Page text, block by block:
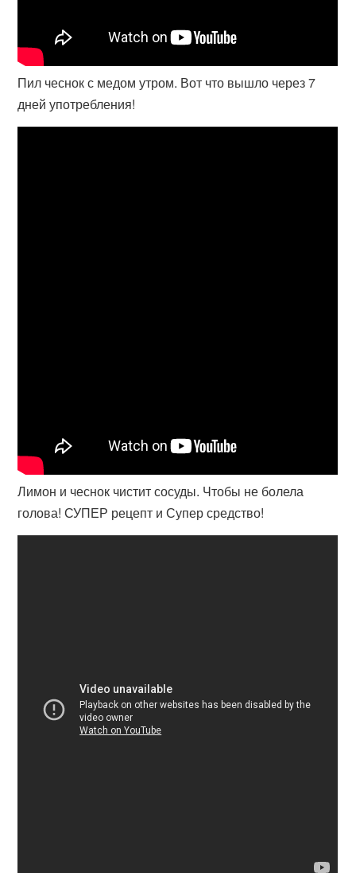
Пил чеснок с медом утром. Вот что вышло через 7
дней употребления!
Лимон и чеснок чистит сосуды. Чтобы не болела
голова! СУПЕР рецепт и Супер средство!